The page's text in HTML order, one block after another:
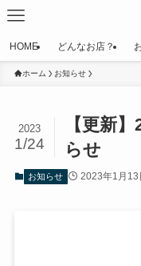
HOME どんなお店？
ホーム お知らせ
【更新
らせ
2023
1/24
お知らせ 2023年1月13